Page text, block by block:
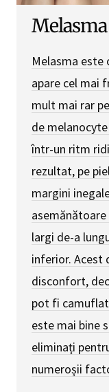
Melasma
Melasma este
apare cel mai
mult mai rar
de
într-un ritm
rezultat, pe
margini
largi de-a
inferior. Acest
disconfort,
pot fi
este mai bine
eliminați
numeroșii